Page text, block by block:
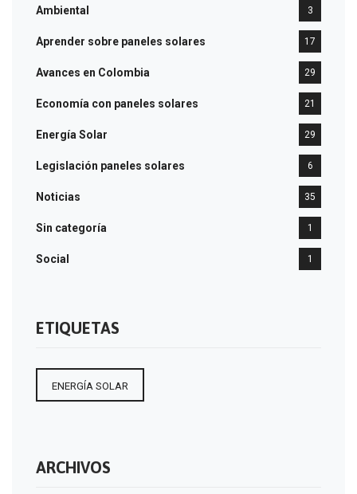
Ambiental 3
Aprender sobre paneles solares 17
Avances en Colombia 29
Economía con paneles solares 21
Energía Solar 29
Legislación paneles solares 6
Noticias 35
Sin categoría 1
Social 1
ETIQUETAS
ENERGÍA SOLAR
ARCHIVOS